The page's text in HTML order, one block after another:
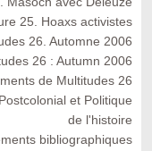
25. Hoaxs activistes
26. Automne 2006
26 : Autumn 2006
de Multitudes 26
et Politique
de l'histoire
bibliographiques